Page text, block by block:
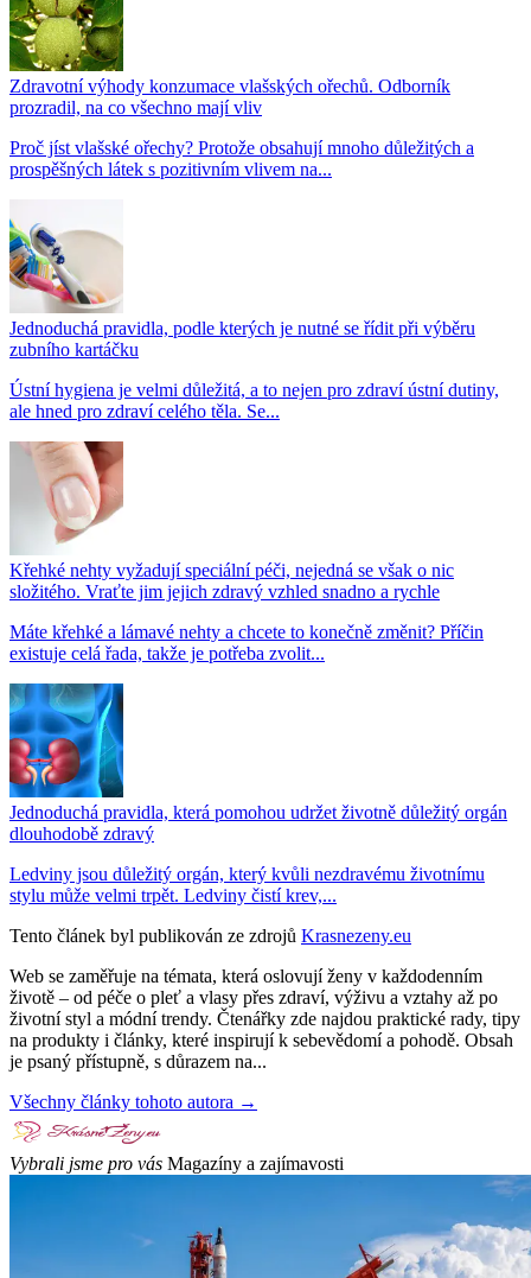
Zdravotní výhody konzumace vlašských ořechů. Odborník
prozradil, na co všechno mají vliv
Proč jíst vlašské ořechy? Protože obsahují mnoho důležitých a
prospěšných látek s pozitivním vlivem na...
Jednoduchá pravidla, podle kterých je nutné se řídit při výběru
zubního kartáčku
Ústní hygiena je velmi důležitá, a to nejen pro zdraví ústní dutiny,
ale hned pro zdraví celého těla. Se...
Křehké nehty vyžadují speciální péči, nejedná se však o nic
složitého. Vraťte jim jejich zdravý vzhled snadno a rychle
Máte křehké a lámavé nehty a chcete to konečně změnit? Příčin
existuje celá řada, takže je potřeba zvolit...
Jednoduchá pravidla, která pomohou udržet životně důležitý orgán
dlouhodobě zdravý
Ledviny jsou důležitý orgán, který kvůli nezdravému životnímu
stylu může velmi trpět. Ledviny čistí krev,...
Tento článek byl publikován ze zdrojů Krasnezeny.eu
Web se zaměřuje na témata, která oslovují ženy v každodenním
životě – od péče o pleť a vlasy přes zdraví, výživu a vztahy až po
životní styl a módní trendy. Čtenářky zde najdou praktické rady, tipy
na produkty i články, které inspirují k sebevědomí a pohodě. Obsah
je psaný přístupně, s důrazem na...
Všechny články tohoto autora →
Vybrali jsme pro vás Magazíny a zajímavosti